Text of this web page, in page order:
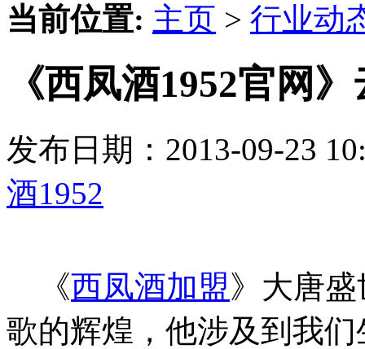
当前位置: 主页 > 行业动
《西凤酒1952官网
发布日期：2013-09-23
酒1952
《西凤酒加盟》大唐
歌的辉煌，他涉及到我